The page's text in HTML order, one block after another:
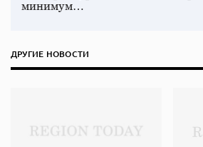
минимум…
ДРУГИЕ НОВОСТИ